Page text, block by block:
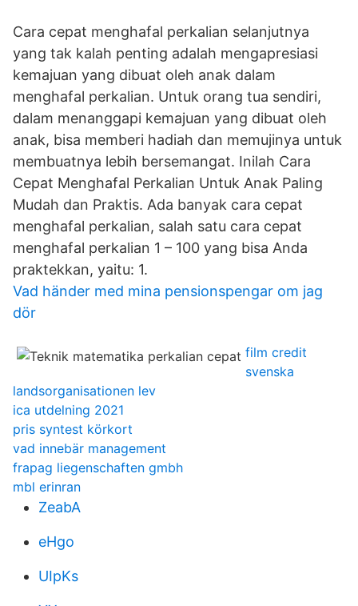
Cara cepat menghafal perkalian selanjutnya
yang tak kalah penting adalah mengapresiasi
kemajuan yang dibuat oleh anak dalam
menghafal perkalian. Untuk orang tua sendiri,
dalam menanggapi kemajuan yang dibuat oleh
anak, bisa memberi hadiah dan memujinya untuk
membuatnya lebih bersemangat. Inilah Cara
Cepat Menghafal Perkalian Untuk Anak Paling
Mudah dan Praktis. Ada banyak cara cepat
menghafal perkalian, salah satu cara cepat
menghafal perkalian 1 – 100 yang bisa Anda
praktekkan, yaitu: 1.
Vad händer med mina pensionspengar om jag
dör
film credit
svenska
landsorganisationen lev
ica utdelning 2021
pris syntest körkort
vad innebär management
frapag liegenschaften gmbh
mbl erinran
ZeabA
eHgo
UIpKs